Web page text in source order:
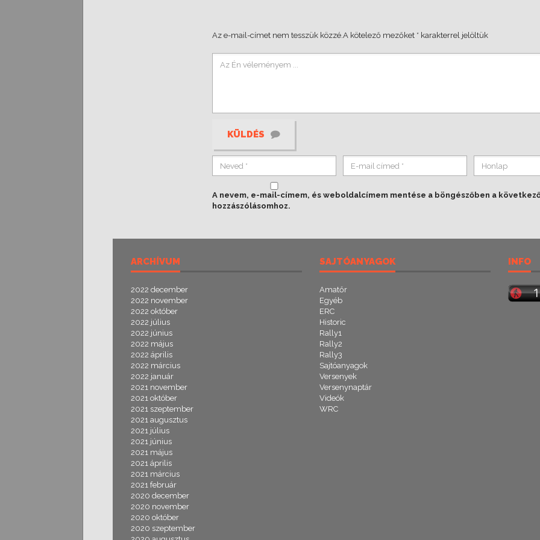
Az e-mail-címet nem tesszük közzé.A kötelező mezőket * karakterrel jelöltük
KÜLDÉS
A nevem, e-mail-címem, és weboldalcímem mentése a böngészőben a
hozzászólásomhoz.
ARCHÍVUM
2022 december
2022 november
2022 október
2022 július
2022 június
2022 május
2022 április
2022 március
2022 január
2021 november
2021 október
2021 szeptember
2021 augusztus
2021 július
2021 június
2021 május
2021 április
2021 március
2021 február
2020 december
2020 november
2020 október
2020 szeptember
SAJTÓANYAGOK
Amatőr
Egyéb
ERC
Historic
Rally1
Rally2
Rally3
Sajtóanyagok
Versenyek
Versenynaptár
Videók
WRC
INFO